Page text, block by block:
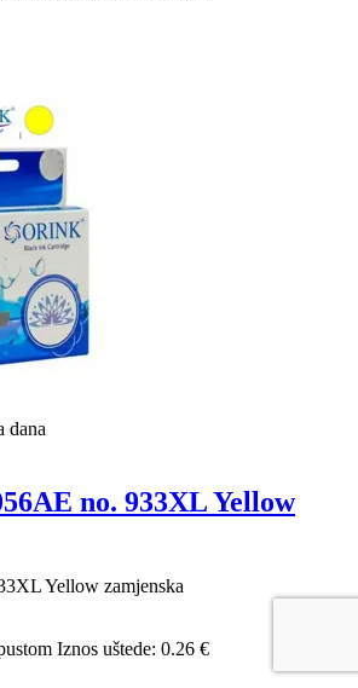
dana
no. 933XL Yellow
Yellow zamjenska
Iznos uštede: 0.26 €